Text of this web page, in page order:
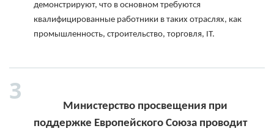
демонстрируют, что в основном требуются
квалифицированные работники в таких отраслях, как
промышленность, строительство, торговля, IT.
поддержке Европейского Союза проводит